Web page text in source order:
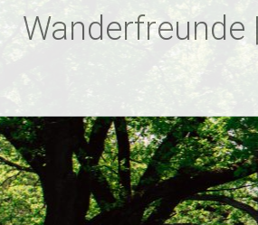
InhaltWanderfreunde